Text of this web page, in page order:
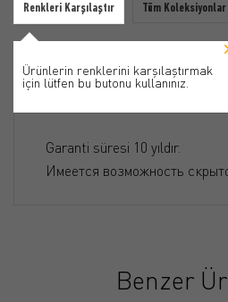
Renkleri Karşılaştır Tüm Koleksiyonlar
Ürünlerin renklerini karşılaştırmak
için lütfen bu butonu kullanınız.
Garanti süresi 10 yıldır.
Имеется возможность
Benzer